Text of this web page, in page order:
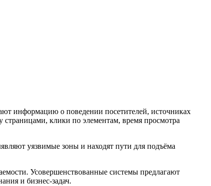
информацию о поведении посетителей, источниках
клики по элементам, время просмотра
уязвимые зоны и находят пути для подъёма
Усовершенствованные системы предлагают
и бизнес-задач.